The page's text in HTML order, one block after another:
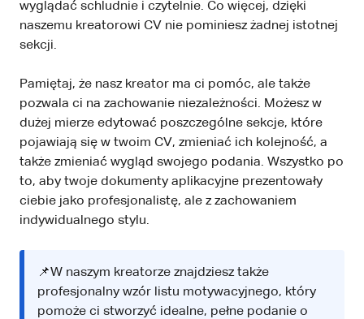
wyglądać schludnie i czytelnie. Co więcej, dzięki
naszemu kreatorowi CV nie pominiesz żadnej istotnej
sekcji.
Pamiętaj, że nasz kreator ma ci pomóc, ale także
pozwala ci na zachowanie niezależności. Możesz w
dużej mierze edytować poszczególne sekcje, które
pojawiają się w twoim CV, zmieniać ich kolejność, a
także zmieniać wygląd swojego podania. Wszystko po
to, aby twoje dokumenty aplikacyjne prezentowały
ciebie jako profesjonalistę, ale z zachowaniem
indywidualnego stylu.
📌W naszym kreatorze znajdziesz także
profesjonalny wzór listu motywacyjnego, który
pomoże ci stworzyć idealne, pełne podanie o